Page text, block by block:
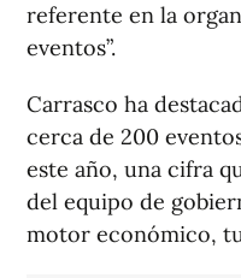
referente en la
eventos”.
Carrasco ha
cerca de 200
este año, una cifra
del equipo de
motor económico,